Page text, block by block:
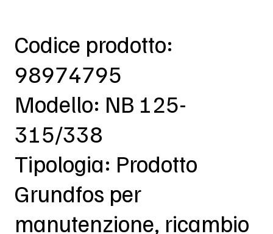
Codice prodotto:
98974795
Modello: NB 125-
315/338
Tipologia: Prodotto
Grundfos per
manutenzione, ricambio